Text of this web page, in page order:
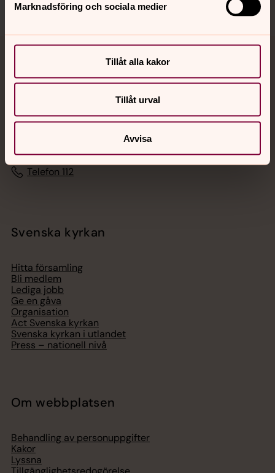
Marknadsföring och sociala medier
Tillåt alla kakor
Tillåt urval
Avvisa
Jourhavande präst
med en präst på kvällar och nätter.
Digitalt brev
Telefon 112
Svenska kyrkan
Hitta församling
Bli medlem
Lediga jobb
Ge en gåva
Organisation
Act Svenska kyrkan
Svenska kyrkan i utlandet
Press – nationell nivå
Om webbplatsen
Behandling av personuppgifter
Kakor
Lyssna